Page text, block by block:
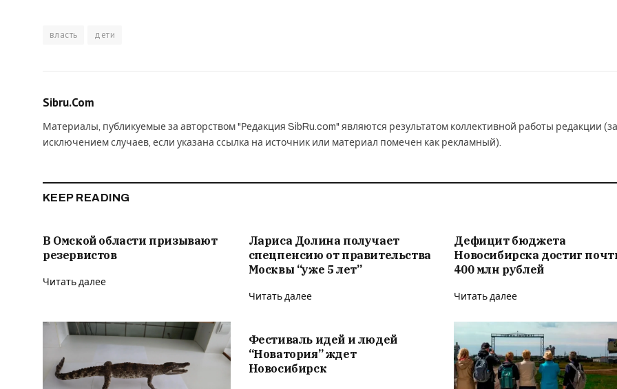
власть дети
Sibru.Com
Материалы, публикуемые за авторством "Редакция SibRu.com" являются результатом коллективной работы редакции (за
исключением случаев, если указана ссылка на источник или материал помечен как рекламный).
KEEP READING
В Омской области призывают
резервистов
Читать далее
Лариса Долина получает
спецпенсию от правительства
Москвы “уже 5 лет”
Читать далее
Дефицит бюджета
Новосибирска достиг
400 млн рублей
Читать далее
Фестиваль идей и людей
“Новатория” ждет
Новосибирск